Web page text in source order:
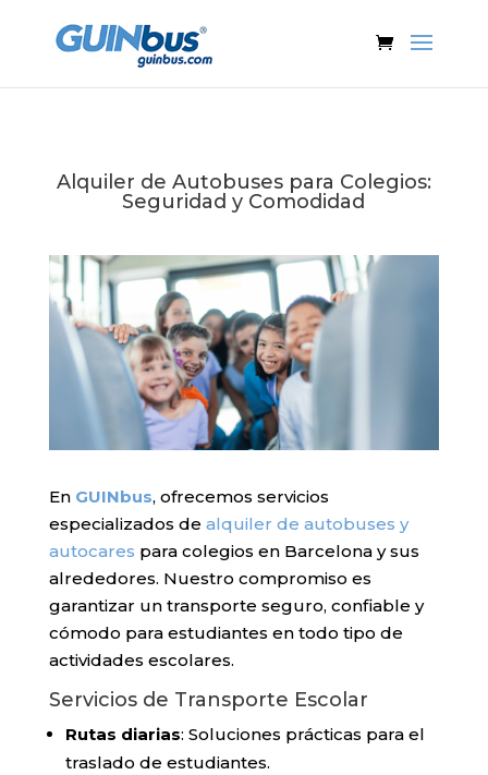
Alquiler de Autobuses para Colegios:
Seguridad y Comodidad
En GUINbus, ofrecemos servicios
especializados de alquiler de autobuses y
autocares para colegios en Barcelona y sus
alrededores. Nuestro compromiso es
garantizar un transporte seguro, confiable y
cómodo para estudiantes en todo tipo de
actividades escolares.
Servicios de Transporte Escolar
Rutas diarias: Soluciones prácticas para el
traslado de estudiantes.